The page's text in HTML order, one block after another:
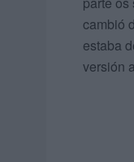
cambió
estaba
versión